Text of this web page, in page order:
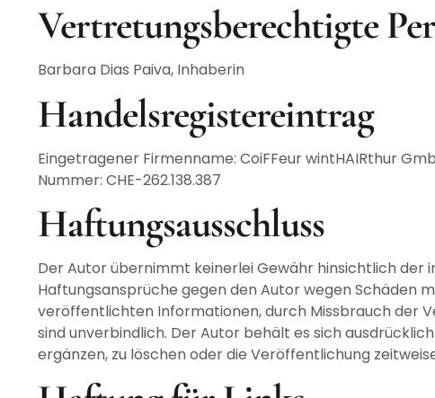
Vertretungsberechtigte
Barbara Dias Paiva, Inhaberin
Handelsregistereintrag
Eingetragener Firmenname: CoiFFeur wintHAIRthur
Nummer: CHE-262.138.387
Haftungsausschluss
Der Autor übernimmt keinerlei Gewähr hinsichtlich der
Haftungsansprüche gegen den Autor wegen Schäden
veröffentlichten Informationen, durch Missbrauch der
sind unverbindlich. Der Autor behält es sich
ergänzen, zu löschen oder die Veröffentlichung